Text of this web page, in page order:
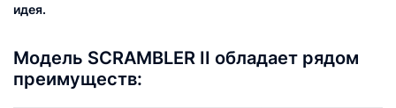
идея.
Модель SCRAMBLER II обладает рядом
преимуществ: